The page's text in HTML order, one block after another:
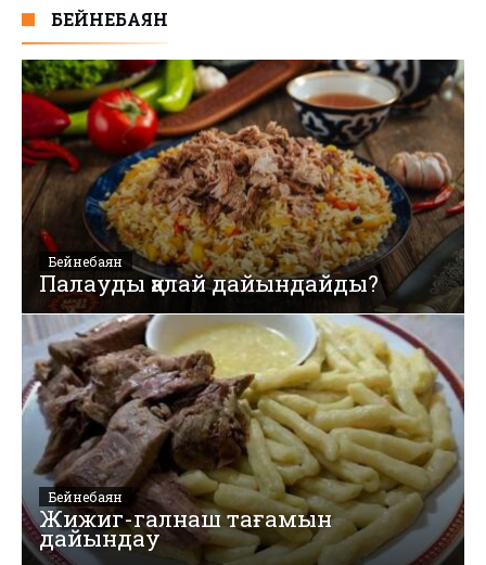
БЕЙНЕБАЯН
Бейнебаян
Палауды қалай дайындайды?
Бейнебаян
Жижиг-галнаш тағамын
дайындау